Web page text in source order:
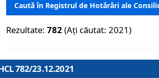
Caută în Registrul de Hotărâri ale
Rezultate: 782 (Ați căutat: 2021)
782/23.12.2021